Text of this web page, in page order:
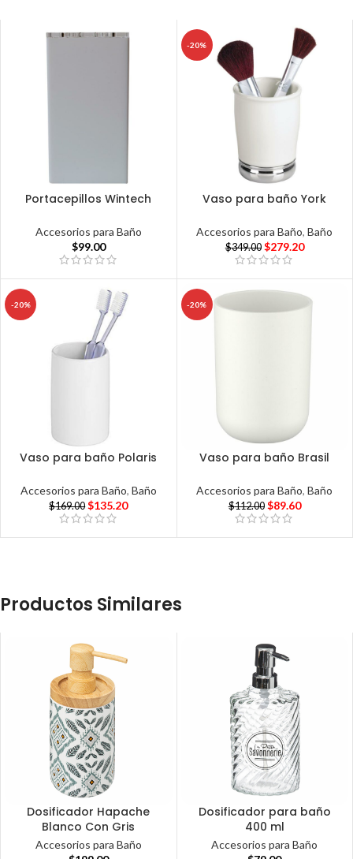
Portacepillos Wintech
Accesorios para Baño
$99.00
-20%
Vaso para baño York
Accesorios para Baño,Baño
$349.00 $279.20
-20%
Vaso para baño Polaris
Accesorios para Baño, Baño
$169.00 $135.20
-20%
Vaso para baño Brasil
Accesorios para Baño,Baño
$112.00 $89.60
Productos Similares
Dosificador Hapache
Blanco Con Gris
Accesorios para Baño
Dosificador para baño
400 ml
Accesorios para Baño